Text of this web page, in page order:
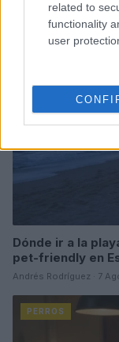
related to
functionality
user
PERROS
Dónde ir a la
pet-friendly en
Andrés Rodríguez · 7
PERROS